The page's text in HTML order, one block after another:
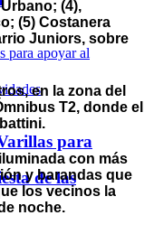
para
de las
(4),
(5) Costanera
Juniors, sobre
en la zona del
T2, donde el
con más
y barandas que
los vecinos la
noche.